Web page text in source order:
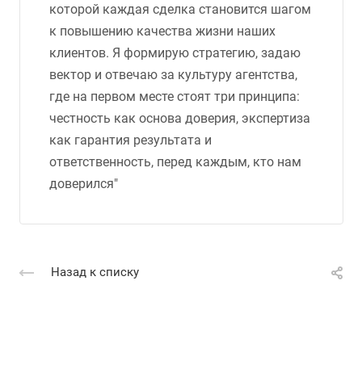
которой каждая сделка становится шагом
к повышению качества жизни наших
клиентов. Я формирую стратегию, задаю
вектор и отвечаю за культуру агентства,
где на первом месте стоят три принципа:
честность как основа доверия, экспертиза
как гарантия результата и
ответственность, перед каждым, кто нам
доверился"
Назад к списку